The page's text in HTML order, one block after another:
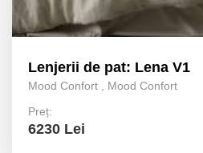
Lenjerii de pat: Lena V1
Mood Confort , Mood Confort
Preț:
6230 Lei